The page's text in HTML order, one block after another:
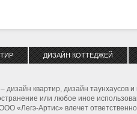
ДИЗАЙН КОТТЕДЖЕЙ
квартир, дизайн таунхаусов и
или любое иное
«Легэ-Артис» влечет